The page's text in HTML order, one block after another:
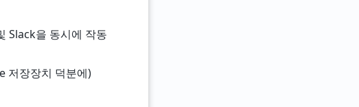
Slack을 동시에 작동
저장장치 덕분에)